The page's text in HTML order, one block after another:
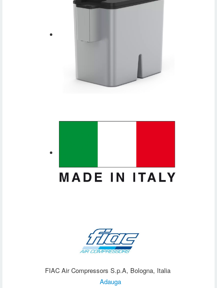
FIAC Air Compressors S.p.A, Bologna, Italia
Adauga